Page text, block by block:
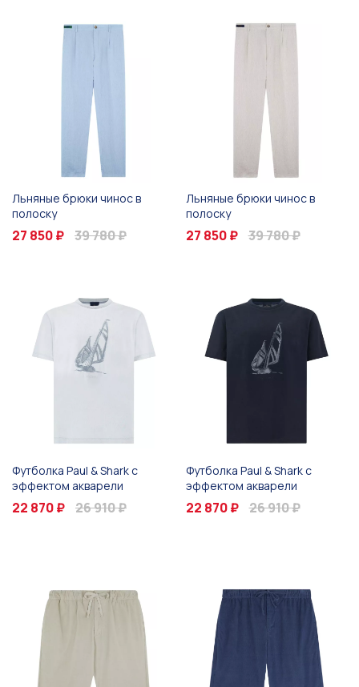
Льняные брюки чинос в
полоску
27 850 ₽ 39 780 ₽
Льняные брюки чинос в
полоску
27 850 ₽ 39 780 ₽
Футболка Paul & Shark с
эффектом акварели
22 870 ₽ 26 910 ₽
Футболка Paul & Shark с
эффектом акварели
22 870 ₽ 26 910 ₽